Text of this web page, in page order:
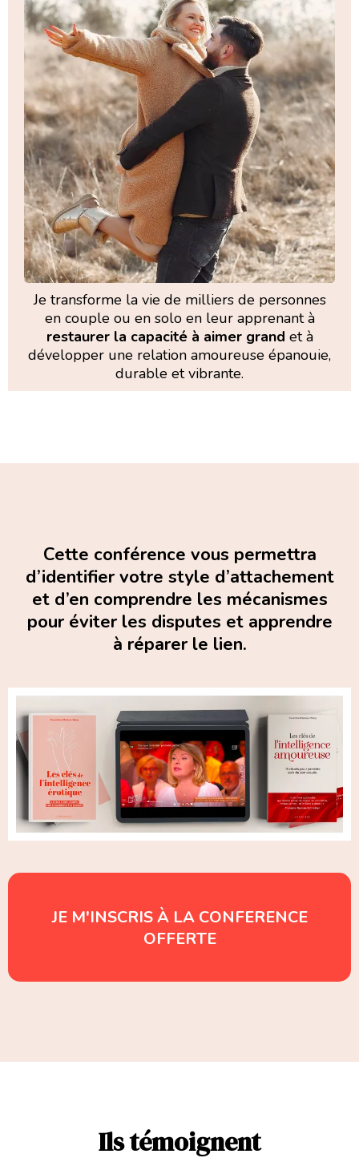
Je transforme la vie de milliers de personnes
en couple ou en solo en leur apprenant à
restaurer la capacité à aimer grand et à
développer une relation amoureuse épanouie,
durable et vibrante.
Cette conférence vous permettra
d’identifier votre style d’attachement
et d’en comprendre les mécanismes
pour éviter les disputes et apprendre
à réparer le lien.
JE M'INSCRIS À LA CONFERENCE
OFFERTE
Ils témoignent